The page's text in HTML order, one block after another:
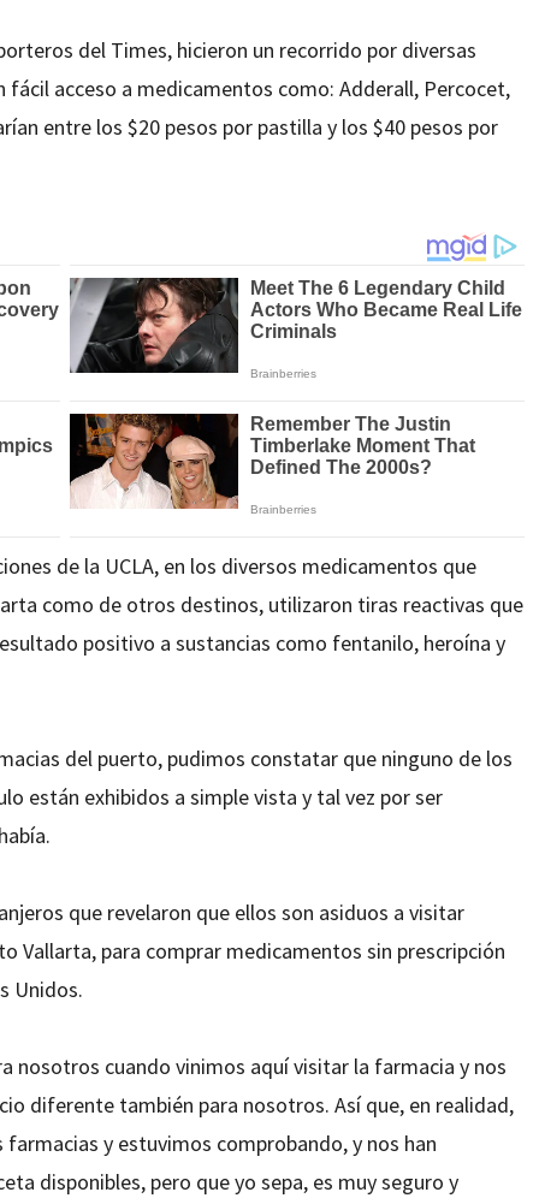
del Times, hicieron un recorrido por diversas
acceso a medicamentos como: Adderall, Percocet,
entre los $20 pesos por pastilla y los $40 pesos por
de la UCLA, en los diversos medicamentos que
como de otros destinos, utilizaron tiras reactivas que
positivo a sustancias como fentanilo, heroína y
del puerto, pudimos constatar que ninguno de los
están exhibidos a simple vista y tal vez por ser
que revelaron que ellos son asiduos a visitar
Vallarta, para comprar medicamentos sin prescripción
Unidos.
nosotros cuando vinimos aquí visitar la farmacia y nos
diferente también para nosotros. Así que, en realidad,
y estuvimos comprobando, y nos han
disponibles, pero que yo sepa, es muy seguro y